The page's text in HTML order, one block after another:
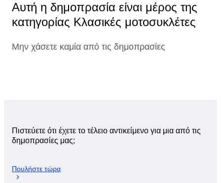
Αυτή η δημοπρασία είναι μέρος της
κατηγορίας Κλασικές μοτοσυκλέτες
Μην χάσετε καμία από τις δημοπρασίες
Πιστεύετε ότι έχετε το τέλειο αντικείμενο για μια από τις
δημοπρασίες μας;
Πουλήστε τώρα